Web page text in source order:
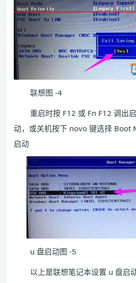
联想图 -4
重启时按 F12 或 Fn F12 调出
动，或关机按下 novo 键选择 Boot
启动
u 盘启动图 -5
以上是联想笔记本设置 u 盘启